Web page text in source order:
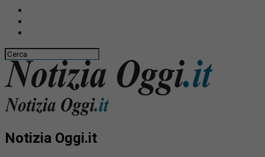
Notizia Oggi.it